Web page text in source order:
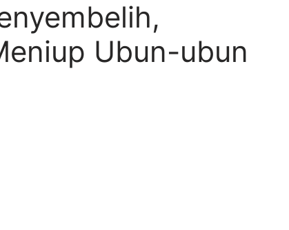
Ubun-ubun